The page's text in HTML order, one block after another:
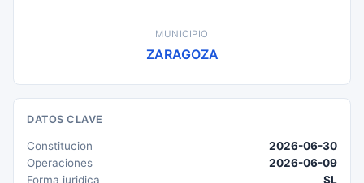
MUNICIPIO
ZARAGOZA
DATOS CLAVE
Constitucion
2026-06-30
Operaciones
2026-06-09
Forma juridica
SL